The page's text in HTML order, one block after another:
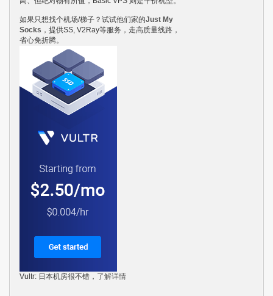
如果只想找个机场/梯子？试试他们家的Just My
Socks ，提供SS, V2Ray等服务，走高质量线路，
省心免折腾。
Vultr: 日本机房很不错， 了解详情